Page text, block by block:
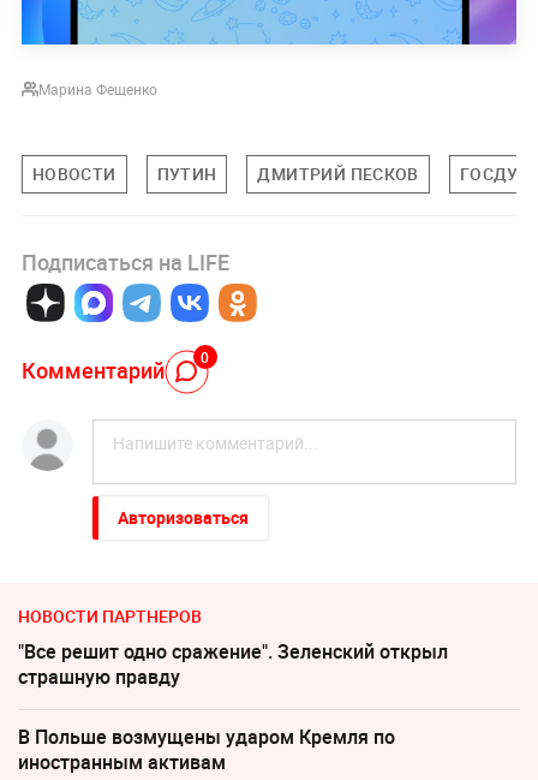
Марина Фещенко
НОВОСТИ ПУТИН ДМИТРИЙ ПЕСКОВ
Подписаться на LIFE
Комментарий 0
Авторизоваться
НОВОСТИ ПАРТНЕРОВ
"Все решит одно сражение". Зеленский открыл
страшную правду
В Польше возмущены ударом Кремля по
иностранным активам